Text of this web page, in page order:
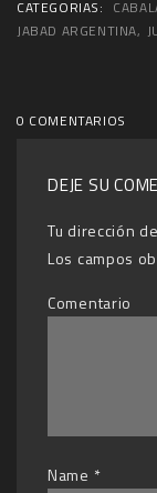
CATEGORIAS:
JABAD ARGENTINA,
0 COMENTARIOS
DEJE SU
Tu dirección
Los campos
Comentario
Name *